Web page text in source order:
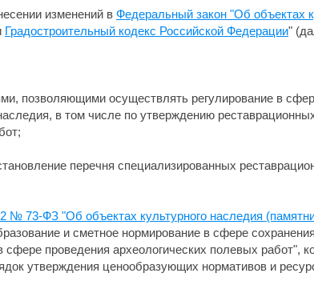
изменений в Федеральный закон "Об объектах
Градостроительный кодекс Российской Федерации"
позволяющими осуществлять регулирование в
в том числе по утверждению
перечня специализированных
№ 73-ФЗ "Об объектах культурного наследия
и сметное нормирование в сфере
проведения археологических полевых работ",
утверждения ценообразующих нормативов и